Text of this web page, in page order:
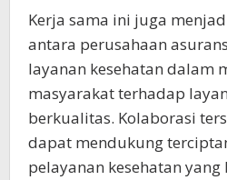
Kerja sama ini juga
antara perusahaan
layanan kesehatan dalam
masyarakat terhadap
berkualitas. Kolaborasi
dapat mendukung
pelayanan kesehatan